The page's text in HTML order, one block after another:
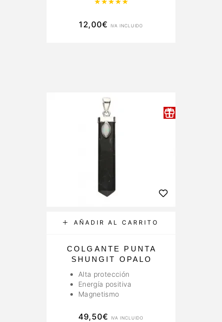
12,00€ IVA INCLUIDO
AÑADIR AL CARRITO
COLGANTE PUNTA
SHUNGIT OPALO
Alta protección
Energía positiva
Magnetismo
49,50€ IVA INCLUIDO